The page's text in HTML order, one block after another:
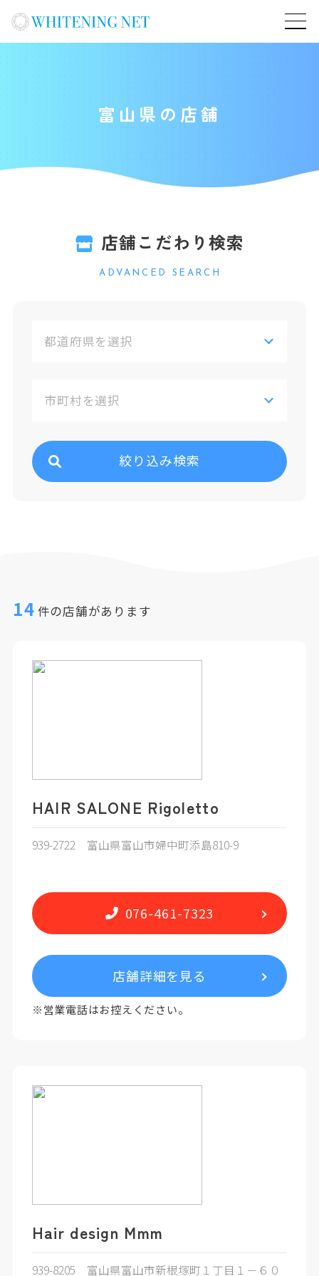
富山県の店舗
店舗こだわり検索
ADVANCED SEARCH
絞り込み検索
14 件の店舗があります
HAIR SALONE Rigoletto
939-2722 富山県富山市婦中町添島810-9
076-461-7323
店舗詳細を見る
※営業電話はお控えください。
Hair design Mmm
939-8205 富山県富山市新根塚町１丁目１－６０